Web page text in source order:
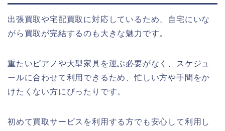
出張買取や宅配買取に対応しているため、自宅にいな
がら買取が完結するのも大きな魅力です。
重たいピアノや大型家具を運ぶ必要がなく、スケジュ
ールに合わせて利用できるため、忙しい方や手間をか
けたくない方にぴったりです。
初めて買取サービスを利用する方でも安心して利用し